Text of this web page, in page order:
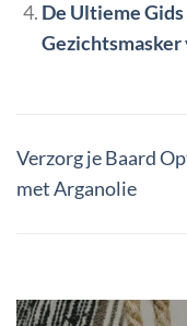
De Ultieme
Verzorg je Baard
met Arganolie